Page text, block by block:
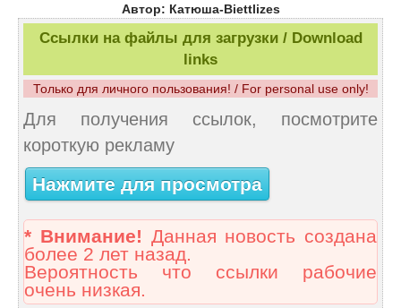
Автор: Катюша-Biettlizes
Ссылки на файлы для загрузки / Download
links
Только для личного пользования! / For personal use only!
Для получения ссылок, посмотрите
короткую рекламу
Нажмите для просмотра
* Внимание! Данная новость создана
более 2 лет назад.
Вероятность что ссылки рабочие
очень низкая.